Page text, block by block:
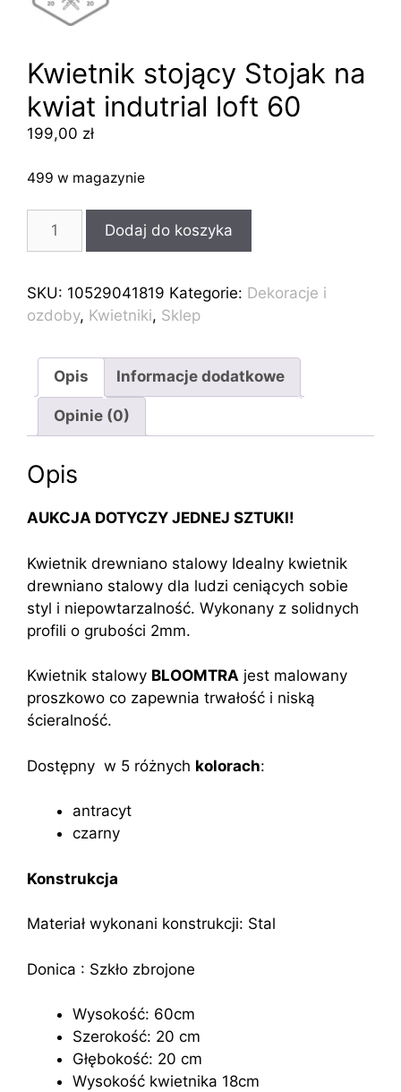
Kwietnik stojący Stojak na
kwiat indutrial loft 60
199,00 zł
499 w magazynie
Kwietnik
Stojak
na
indutrial
60
Dodaj do koszyka
SKU: 10529041819 Kategorie: Dekoracje i
ozdoby, Kwietniki, Sklep
Opis Informacje dodatkowe
Opinie (0)
Opis
AUKCJA DOTYCZY JEDNEJ SZTUKI!
Kwietnik drewniano stalowy Idealny kwietnik
drewniano stalowy dla ludzi ceniących sobie
styl i niepowtarzalność. Wykonany z solidnych
profili o grubości 2mm.
Kwietnik stalowy BLOOMTRA jest malowany
proszkowo co zapewnia trwałość i niską
ścieralność.
Dostępny w 5 różnych kolorach:
antracyt
czarny
Konstrukcja
Materiał wykonani konstrukcji: Stal
Donica : Szkło zbrojone
Wysokość: 60cm
Szerokość: 20 cm
Głębokość: 20 cm
Wysokość kwietnika 18cm